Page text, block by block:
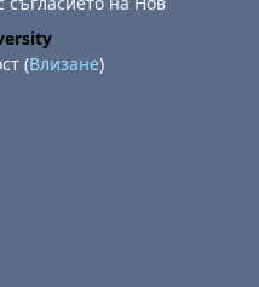
(Влизане)